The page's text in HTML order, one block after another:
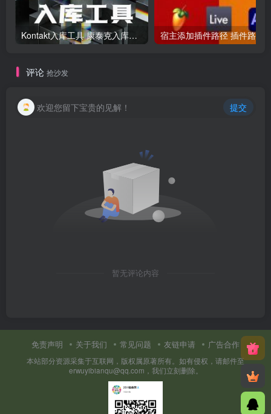
Kontakt入库工具 康泰克入库教程
评论 抢沙发
欢迎您留下宝贵的见解！ 提交
暂无评论内容
免责声明 关于我们 常见问题 友链申请 广告合作
本站部分资源采集于互联网，版权属原著所有。如有侵权，请邮件至
erwuyibianqu@qq.com，我们立刻删除。